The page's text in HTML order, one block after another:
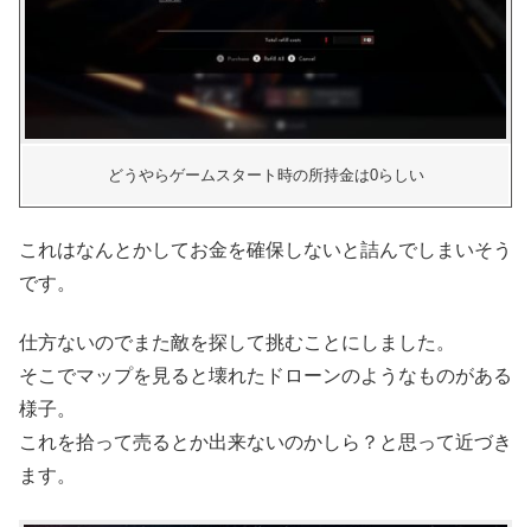
どうやらゲームスタート時の所持金は0らしい
これはなんとかしてお金を確保しないと詰んでしまいそう
です。
仕方ないのでまた敵を探して挑むことにしました。
そこでマップを見ると壊れたドローンのようなものがある
様子。
これを拾って売るとか出来ないのかしら？と思って近づき
ます。